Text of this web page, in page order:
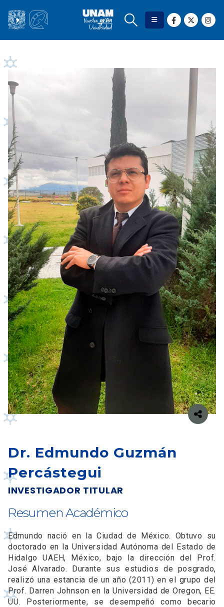
Dr. Edmundo Guzmán
Percástegui
INVESTIGADOR TITULAR
Resumen Académico
Edmundo nació en la Ciudad de México. Obtuvo su
doctorado en la Universidad Autónoma del Estado de
Hidalgo UAEH, México, bajo la dirección del Prof.
José Alvarado. Durante sus estudios de posgrado,
realizó una estancia de un año (2011) en el grupo del
Prof. Darren Johnson en la Universidad de Oregon, EE.
UU. Posteriormente, se desempeñó como becario